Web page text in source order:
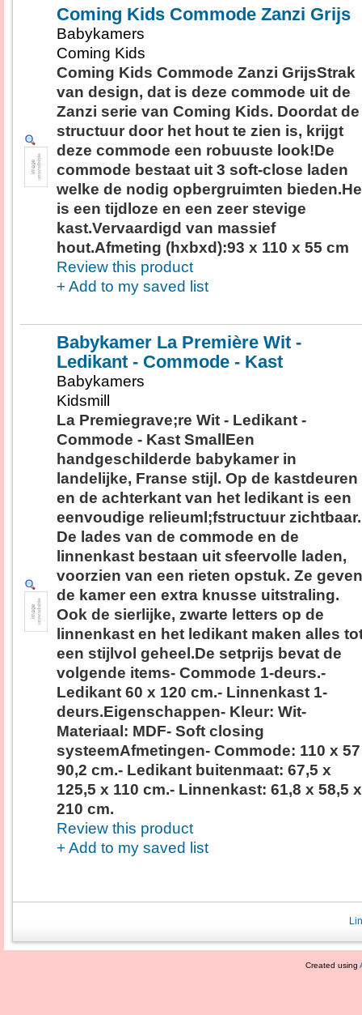
Coming Kids Commode Zanzi Grijs
Babykamers
Coming Kids
Coming Kids Commode Zanzi GrijsStrak
van design, dat is deze commode uit de
Zanzi serie van Coming Kids. Doordat de
structuur door het hout te zien is, krijgt
deze commode een robuuste look!De
commode bestaat uit 3 soft-close laden
welke de nodig opbergruimten
is een tijdloze en een zeer stevige
kast.Vervaardigd van massief
hout.Afmeting (hxbxd):93 x 110 x 55 cm
Review this product
+ Add to my saved list
Babykamer La Première Wit -
Ledikant - Commode - Kast
Babykamers
Kidsmill
La Premiegrave;re Wit - Ledikant -
Commode - Kast SmallEen
handgeschilderde babykamer in
landelijke, Franse stijl. Op de kastdeuren
en de achterkant van het ledikant is een
eenvoudige relieuml;fstructuur zichtbaar.
De lades van de commode en de
linnenkast bestaan uit sfeervolle laden,
voorzien van een rieten opstuk. Ze geven
de kamer een extra knusse uitstraling.
Ook de sierlijke, zwarte letters op de
linnenkast en het ledikant maken alles
een stijlvol geheel.De setprijs bevat de
volgende items- Commode 1-deurs.-
Ledikant 60 x 120 cm.- Linnenkast 1-
deurs.Eigenschappen- Kleur: Wit-
Materiaal: MDF- Soft closing
systeemAfmetingen- Commode: 110 x
90,2 cm.- Ledikant buitenmaat: 67,5 x
125,5 x 110 cm.- Linnenkast: 61,8 x 58,5 x
210 cm.
Review this product
+ Add to my saved list
Created using